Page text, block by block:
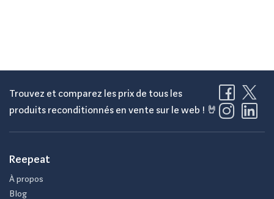
Trouvez et comparez les prix de tous les
produits reconditionnés en vente sur le web ! 🤘
Reepeat
À propos
Blog